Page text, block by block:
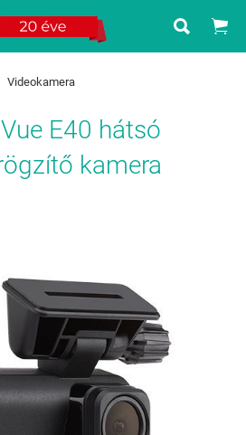
 
Videokamera
E40 hátsó
kamera